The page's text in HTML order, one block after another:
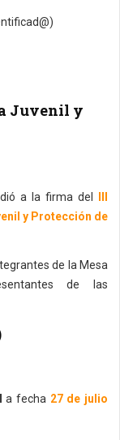
Juvenil y
a la firma del
y Protección de
de la Mesa
de las
a fecha 27 de julio